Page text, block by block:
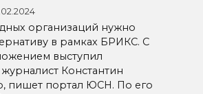
организаций нужно
в рамках БРИКС. С
выступил
Константин
пишет портал ЮСН. По его